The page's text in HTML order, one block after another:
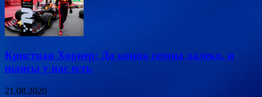
Кристиан Хорнер: До конца сезона далеко, и
шансы у нас есть
21.08.2020